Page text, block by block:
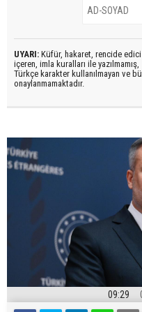
UYARI: Küfür, hakaret, rencide edici
içeren, imla kuralları ile yazılmamış,
Türkçe karakter kullanılmayan ve
onaylanmamaktadır.
09:29